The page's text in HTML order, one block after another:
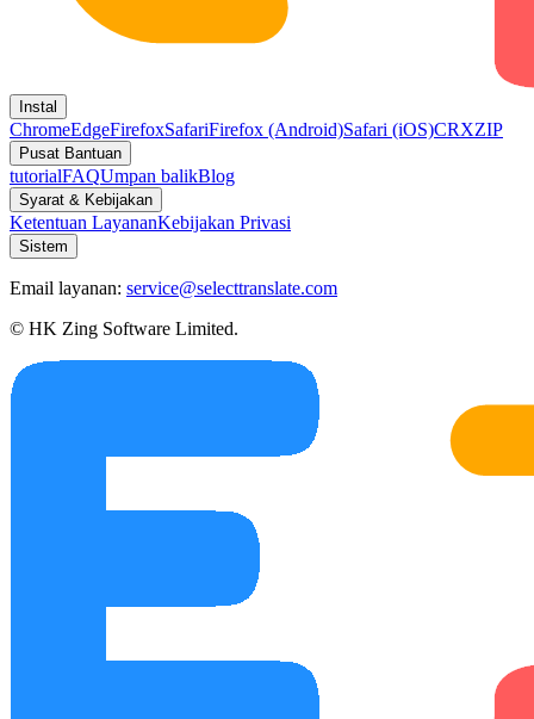
Instal
ChromeEdgeFirefoxSafariFirefox (Android)Safari (iOS)CRXZIP
Pusat Bantuan
tutorialFAQUmpan balikBlog
Syarat & Kebijakan
Ketentuan LayananKebijakan Privasi
Sistem
Email layanan: service@selecttranslate.com
© HK Zing Software Limited.